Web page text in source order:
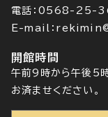
電話：0568-25-
E-mail：
開館時間
午前9時から午後5
お済ませください。